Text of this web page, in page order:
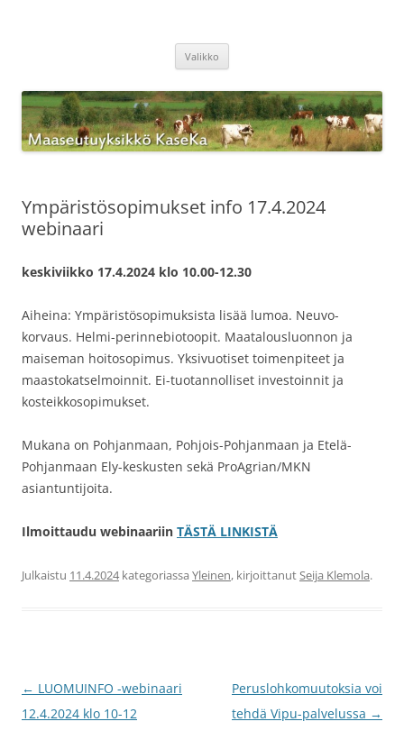
Valikko
Ympäristösopimukset info 17.4.2024
webinaari
keskiviikko 17.4.2024 klo 10.00-12.30
Aiheina: Ympäristösopimuksista lisää lumoa. Neuvo-
korvaus. Helmi-perinnebiotoopit. Maatalousluonnon ja
maiseman hoitosopimus. Yksivuotiset toimenpiteet ja
maastokatselmoinnit. Ei-tuotannolliset investoinnit ja
kosteikkosopimukset.
Mukana on Pohjanmaan, Pohjois-Pohjanmaan ja Etelä-
Pohjanmaan Ely-keskusten sekä ProAgrian/MKN
asiantuntijoita.
Ilmoittaudu webinaariin TÄSTÄ LINKISTÄ
Julkaistu 11.4.2024kategoriassa Yleinen, kirjoittanutSeija Klemola.
Artikkelien
selaus
← LUOMUINFO -webinaari
12.4.2024 klo 10-12
Peruslohkomuutoksia voi
tehdä Vipu-palvelussa →